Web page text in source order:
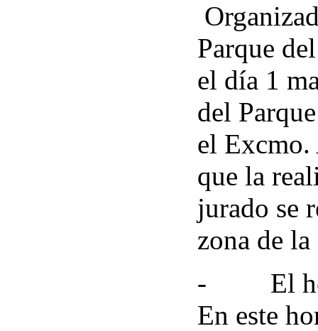
Parque
el día 1
del
el Excmo.
que la
jurado se
zona de
-
El
En este